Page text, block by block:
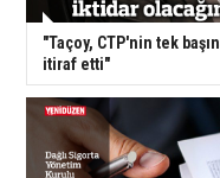
"Taçoy, CTP'nin tek
itiraf etti"